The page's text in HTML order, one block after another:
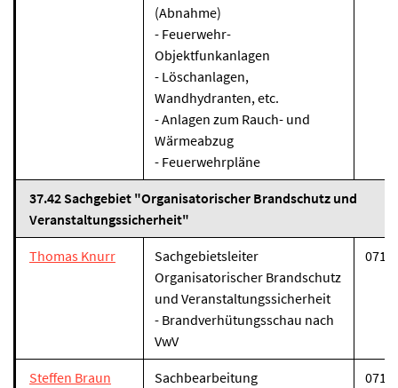
(Abnahme)
- Feuerwehr-
Objektfunkanlagen
- Löschanlagen,
Wandhydranten, etc.
- Anlagen zum Rauch- und
Wärmeabzug
- Feuerwehrpläne
37.42 Sachgebiet "Organisatorischer Brandschutz und
Veranstaltungssicherheit"
Thomas Knurr
Sachgebietsleiter
Organisatorischer Brandschutz
und Veranstaltungssicherheit
- Brandverhütungsschau nach
VwV
Steffen Braun
Sachbearbeitung